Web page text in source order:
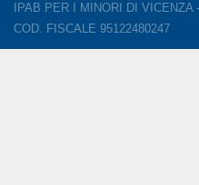
IPAB PER I MINORI DI
COD. FISCALE 95122480247